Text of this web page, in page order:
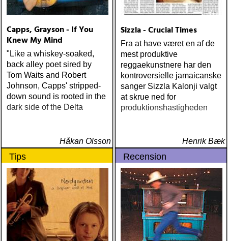
Capps, Grayson - If You
Knew My Mind
"Like a whiskey-soaked,
back alley poet sired by
Tom Waits and Robert
Johnson, Capps' stripped-
down sound is rooted in the
dark side of the Delta
Håkan Olsson
Sizzla - Crucial Times
Fra at have været en af de
mest produktive
reggaekunstnere har den
kontroversielle jamaicanske
sanger Sizzla Kalonji valgt
at skrue ned for
produktionshastigheden
Henrik Bæk
Tips Recension